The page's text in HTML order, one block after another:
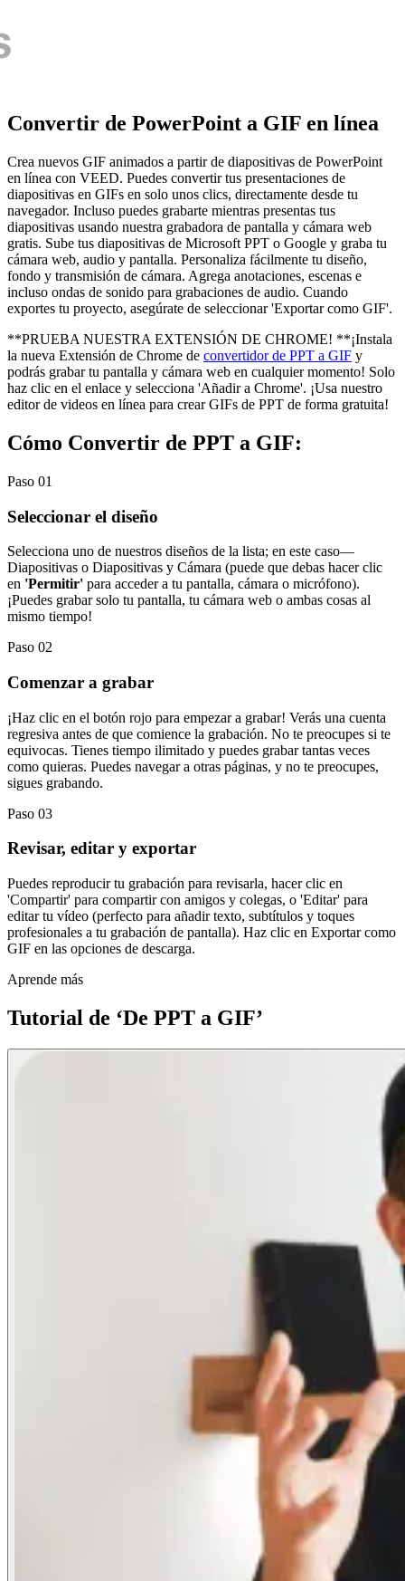
Convertir de PowerPoint a GIF en línea
Crea nuevos GIF animados a partir de diapositivas de PowerPoint
en línea con VEED. Puedes convertir tus presentaciones de
diapositivas en GIFs en solo unos clics, directamente desde tu
navegador. Incluso puedes grabarte mientras presentas tus
diapositivas usando nuestra grabadora de pantalla y cámara web
gratis. Sube tus diapositivas de Microsoft PPT o Google y graba tu
cámara web, audio y pantalla. Personaliza fácilmente tu diseño,
fondo y transmisión de cámara. Agrega anotaciones, escenas e
incluso ondas de sonido para grabaciones de audio. Cuando
exportes tu proyecto, asegúrate de seleccionar 'Exportar como GIF'.
**PRUEBA NUESTRA EXTENSIÓN DE CHROME! **¡Instala
la nueva Extensión de Chrome de convertidor de PPT a GIF y
podrás grabar tu pantalla y cámara web en cualquier momento! Solo
haz clic en el enlace y selecciona 'Añadir a Chrome'. ¡Usa nuestro
editor de videos en línea para crear GIFs de PPT de forma gratuita!
Cómo Convertir de PPT a GIF:
Paso 01
Seleccionar el diseño
Selecciona uno de nuestros diseños de la lista; en este caso—
Diapositivas o Diapositivas y Cámara (puede que debas hacer clic
en 'Permitir' para acceder a tu pantalla, cámara o micrófono).
¡Puedes grabar solo tu pantalla, tu cámara web o ambas cosas al
mismo tiempo!
Paso 02
Comenzar a grabar
¡Haz clic en el botón rojo para empezar a grabar! Verás una cuenta
regresiva antes de que comience la grabación. No te preocupes si te
equivocas. Tienes tiempo ilimitado y puedes grabar tantas veces
como quieras. Puedes navegar a otras páginas, y no te preocupes,
sigues grabando.
Paso 03
Revisar, editar y exportar
Puedes reproducir tu grabación para revisarla, hacer clic en
'Compartir' para compartir con amigos y colegas, o 'Editar' para
editar tu vídeo (perfecto para añadir texto, subtítulos y toques
profesionales a tu grabación de pantalla). Haz clic en Exportar como
GIF en las opciones de descarga.
Aprende más
Tutorial de ‘De PPT a GIF’